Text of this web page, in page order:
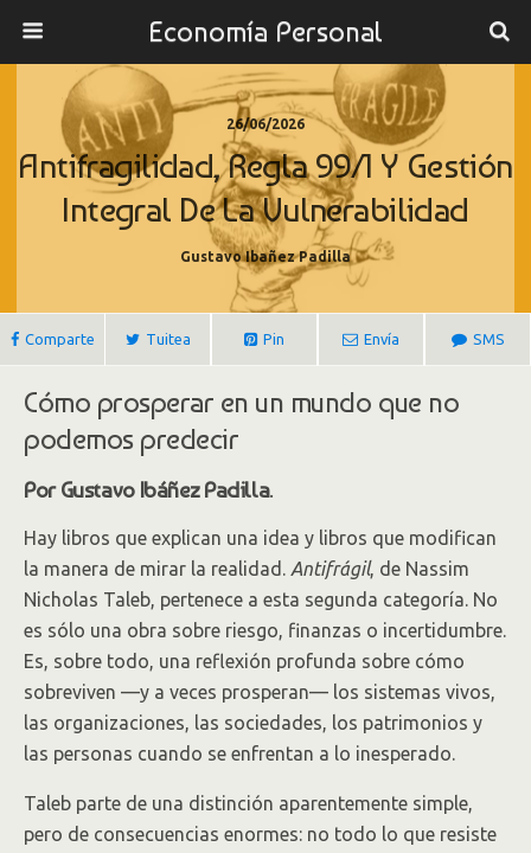
Economía Personal
26/06/2026
Antifragilidad, Regla 99/1 Y Gestión
Integral De La Vulnerabilidad
Gustavo Ibañez Padilla
Comparte Tuitea Pin Envía SMS
Cómo prosperar en un mundo que no
podemos predecir
Por Gustavo Ibáñez Padilla.
Hay libros que explican una idea y libros que modifican
la manera de mirar la realidad. Antifrágil, de Nassim
Nicholas Taleb, pertenece a esta segunda categoría. No
es sólo una obra sobre riesgo, finanzas o incertidumbre.
Es, sobre todo, una reflexión profunda sobre cómo
sobreviven —y a veces prosperan— los sistemas vivos,
las organizaciones, las sociedades, los patrimonios y
las personas cuando se enfrentan a lo inesperado.
Taleb parte de una distinción aparentemente simple,
pero de consecuencias enormes: no todo lo que resiste